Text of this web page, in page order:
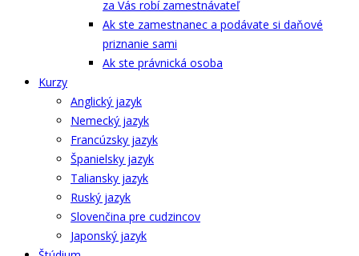
za Vás robí zamestnávateľ
Ak ste zamestnanec a podávate si daňové
priznanie sami
Ak ste právnická osoba
Kurzy
Anglický jazyk
Nemecký jazyk
Francúzsky jazyk
Španielsky jazyk
Taliansky jazyk
Ruský jazyk
Slovenčina pre cudzincov
Japonský jazyk